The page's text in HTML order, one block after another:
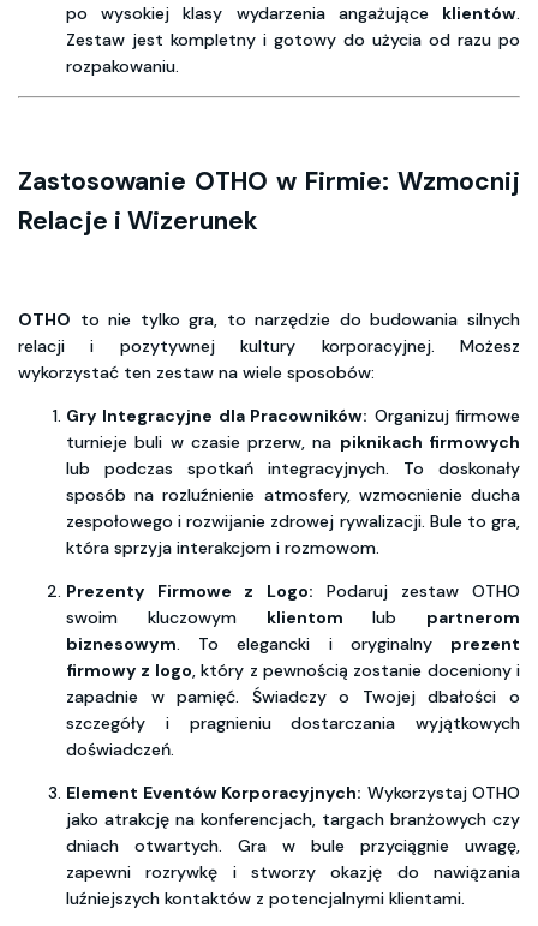
po wysokiej klasy wydarzenia angażujące klientów.
Zestaw jest kompletny i gotowy do użycia od razu po
rozpakowaniu.
Zastosowanie OTHO w Firmie: Wzmocnij
Relacje i Wizerunek
OTHO to nie tylko gra, to narzędzie do budowania silnych
relacji i pozytywnej kultury korporacyjnej. Możesz
wykorzystać ten zestaw na wiele sposobów:
Gry Integracyjne dla Pracowników: Organizuj firmowe
turnieje buli w czasie przerw, na piknikach firmowych
lub podczas spotkań integracyjnych. To doskonały
sposób na rozluźnienie atmosfery, wzmocnienie ducha
zespołowego i rozwijanie zdrowej rywalizacji. Bule to gra,
która sprzyja interakcjom i rozmowom.
Prezenty Firmowe z Logo: Podaruj zestaw OTHO
swoim kluczowym klientom lub partnerom
biznesowym. To elegancki i oryginalny prezent
firmowy z logo, który z pewnością zostanie doceniony i
zapadnie w pamięć. Świadczy o Twojej dbałości o
szczegóły i pragnieniu dostarczania wyjątkowych
doświadczeń.
Element Eventów Korporacyjnych: Wykorzystaj OTHO
jako atrakcję na konferencjach, targach branżowych czy
dniach otwartych. Gra w bule przyciągnie uwagę,
zapewni rozrywkę i stworzy okazję do nawiązania
luźniejszych kontaktów z potencjalnymi klientami.